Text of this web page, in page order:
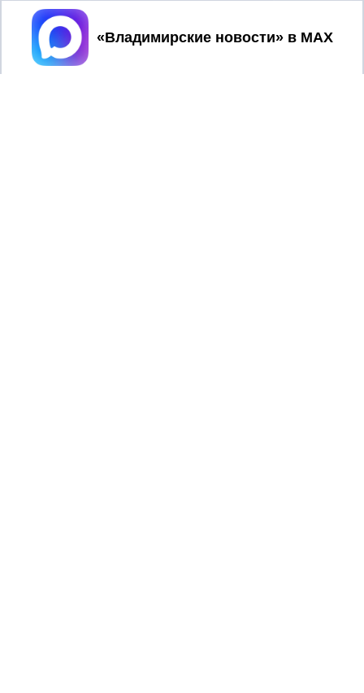
Принять